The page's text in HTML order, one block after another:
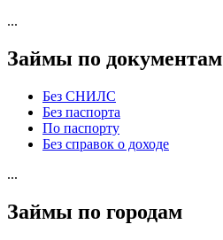
...
Займы по документам
Без СНИЛС
Без паспорта
По паспорту
Без справок о доходе
...
Займы по городам